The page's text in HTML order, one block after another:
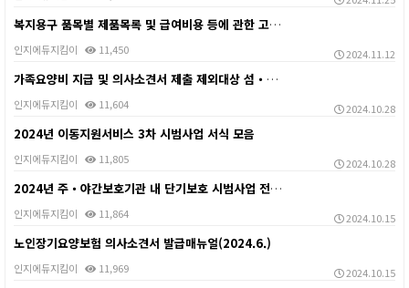
복지용구 품목별 제품목록 및 급여비용 등에 관한 고시 …
인지에듀지킴이 11,450 2024.11.12
가족요양비 지급 및 의사소견서 제출 제외대상 섬・벽지지…
인지에듀지킴이 11,604 2024.10.28
2024년 이동지원서비스 3차 시범사업 서식 모음
인지에듀지킴이 11,805 2024.10.28
2024년 주・야간보호기관 내 단기보호 시범사업 전산가…
인지에듀지킴이 11,864 2024.10.15
노인장기요양보험 의사소견서 발급매뉴얼(2024.6.)
인지에듀지킴이 11,969 2024.10.15